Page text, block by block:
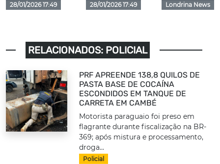
28/01/2026 17:49 28/01/2026 17:49 Londrina News
RELACIONADOS: POLICIAL
PRF APREENDE 138,8 QUILOS DE
PASTA BASE DE COCAÍNA
ESCONDIDOS EM TANQUE DE
CARRETA EM CAMBÉ
Motorista paraguaio foi preso em
flagrante durante fiscalização na BR-
369; após mistura e processamento,
droga...
Policial